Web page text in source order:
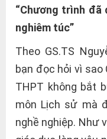
“Chương trình đã
nghiêm túc”
Theo GS.TS
bạn đọc hỏi vì sao
THPT không bắt
môn Lịch sử mà
nghề nghiệp. Như